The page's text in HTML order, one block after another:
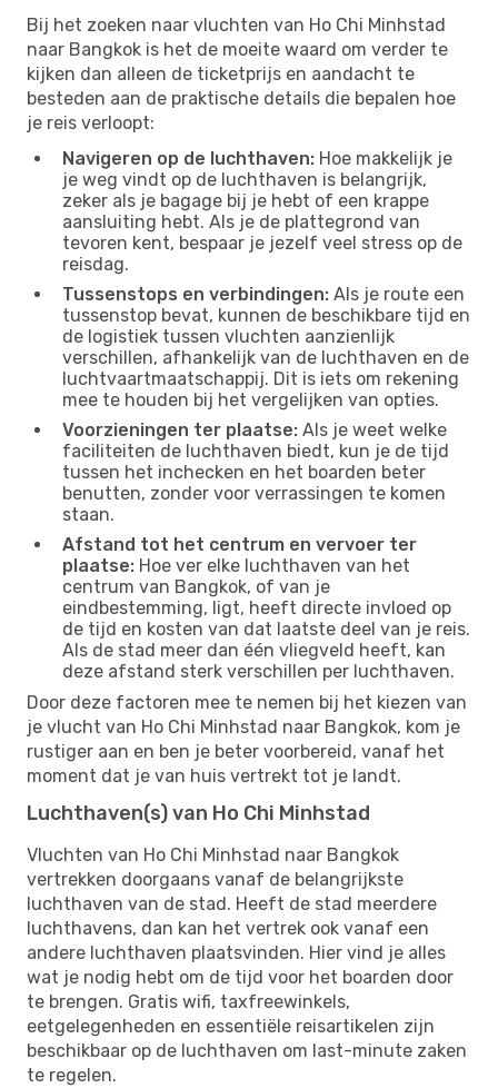
Bij het zoeken naar vluchten van Ho Chi Minhstad
naar Bangkok is het de moeite waard om verder te
kijken dan alleen de ticketprijs en aandacht te
besteden aan de praktische details die bepalen hoe
je reis verloopt:
Navigeren op de luchthaven: Hoe makkelijk je
je weg vindt op de luchthaven is belangrijk,
zeker als je bagage bij je hebt of een krappe
aansluiting hebt. Als je de plattegrond van
tevoren kent, bespaar je jezelf veel stress op de
reisdag.
Tussenstops en verbindingen: Als je route een
tussenstop bevat, kunnen de beschikbare tijd en
de logistiek tussen vluchten aanzienlijk
verschillen, afhankelijk van de luchthaven en de
luchtvaartmaatschappij. Dit is iets om rekening
mee te houden bij het vergelijken van opties.
Voorzieningen ter plaatse: Als je weet welke
faciliteiten de luchthaven biedt, kun je de tijd
tussen het inchecken en het boarden beter
benutten, zonder voor verrassingen te komen
staan.
Afstand tot het centrum en vervoer ter
plaatse: Hoe ver elke luchthaven van het
centrum van Bangkok, of van je
eindbestemming, ligt, heeft directe invloed op
de tijd en kosten van dat laatste deel van je reis.
Als de stad meer dan één vliegveld heeft, kan
deze afstand sterk verschillen per luchthaven.
Door deze factoren mee te nemen bij het kiezen van
je vlucht van Ho Chi Minhstad naar Bangkok, kom je
rustiger aan en ben je beter voorbereid, vanaf het
moment dat je van huis vertrekt tot je landt.
Luchthaven(s) van Ho Chi Minhstad
Vluchten van Ho Chi Minhstad naar Bangkok
vertrekken doorgaans vanaf de belangrijkste
luchthaven van de stad. Heeft de stad meerdere
luchthavens, dan kan het vertrek ook vanaf een
andere luchthaven plaatsvinden. Hier vind je alles
wat je nodig hebt om de tijd voor het boarden door
te brengen. Gratis wifi, taxfreewinkels,
eetgelegenheden en essentiële reisartikelen zijn
beschikbaar op de luchthaven om last-minute zaken
te regelen.